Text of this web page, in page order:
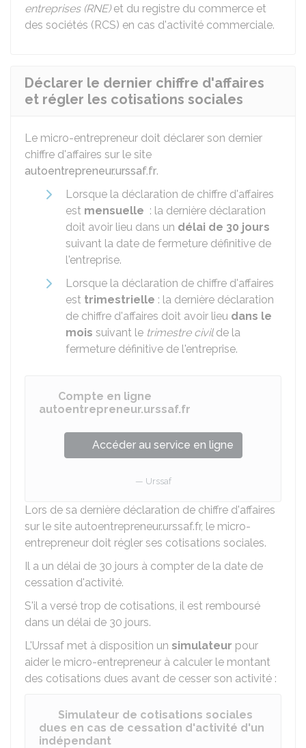
entreprises (RNE)et du registre du commerce et
des sociétés (RCS) en cas d'activité commerciale.
Déclarer le dernier chiffre d'affaires
et régler les cotisations sociales
Le micro-entrepreneur doit déclarer son dernier
chiffre d'affaires sur le site
autoentrepreneur.urssaf.fr.
Lorsque la déclaration de chiffre d'affaires
est mensuelle : la dernière déclaration
doit avoir lieu dans un délai de 30 jours
suivant la date de fermeture définitive de
l'entreprise.
Lorsque la déclaration de chiffre d'affaires
est trimestrielle : la dernière déclaration
de chiffre d'affaires doit avoir lieu dans le
mois suivant le trimestre civilde la
fermeture définitive de l'entreprise.
Compte en ligne
autoentrepreneur.urssaf.fr
Accéder au service en ligne
Urssaf
Lors de sa dernière déclaration de chiffre d'affaires
sur le site autoentrepreneur.urssaf.fr, le micro-
entrepreneur doit régler ses cotisations sociales.
Il a un délai de 30 jours à compter de la date de
cessation d'activité.
S'il a versé trop de cotisations, il est remboursé
dans un délai de 30 jours.
L'Urssaf met à disposition un simulateur pour
aider le micro-entrepreneur à calculer le montant
des cotisations dues avant de cesser son activité :
Simulateur de cotisations sociales
dues en cas de cessation d'activité d'un
indépendant